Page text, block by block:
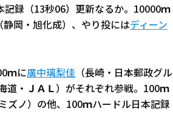
記録（13秒06）更新なるか。10000ｍ
静岡・旭化成）、やり投にはディーン
ｍに廣中璃梨佳 （長崎・日本郵政グル
海道・ＪＡＬ）がそれぞれ参戦。100ｍ
ズノ）の他、100ｍハードル日本記録